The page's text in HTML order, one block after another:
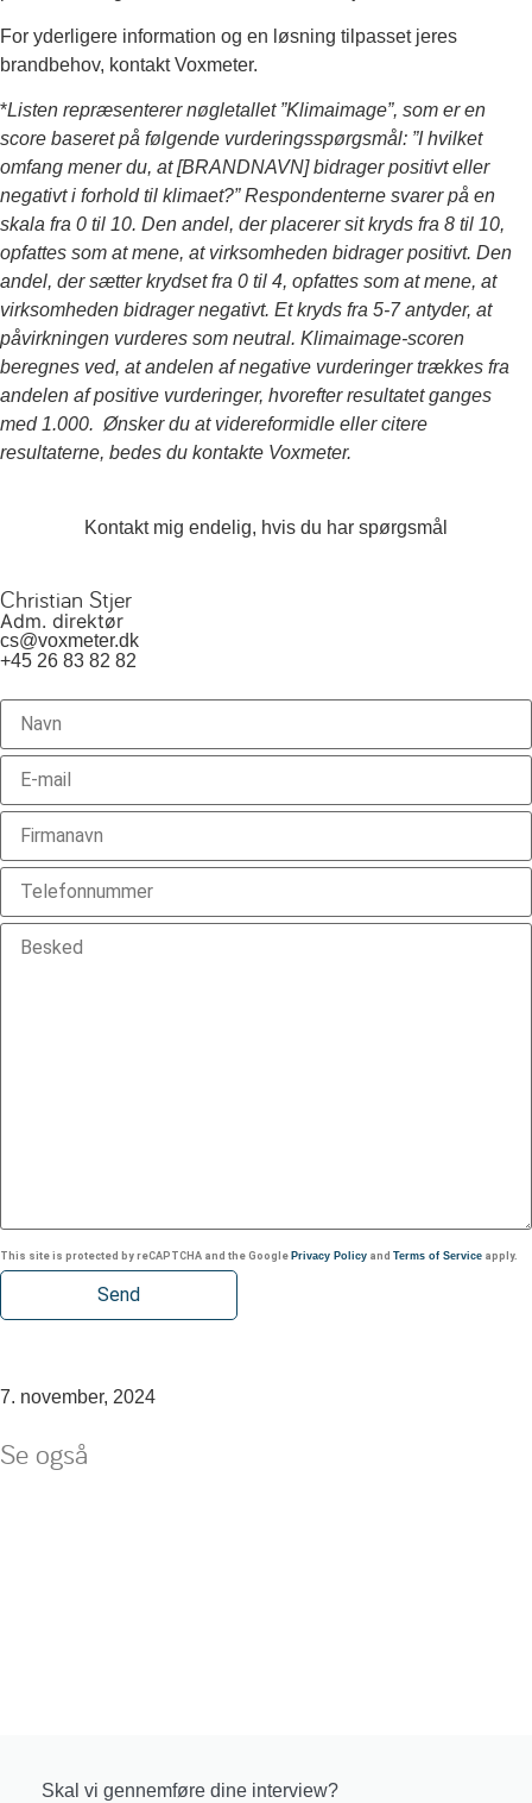
For yderligere information og en løsning tilpasset jeres
brandbehov, kontakt Voxmeter.
*Listen repræsenterer nøgletallet ”Klimaimage”, som er en
score baseret på følgende vurderingsspørgsmål: ”I hvilket
omfang mener du, at [BRANDNAVN] bidrager positivt eller
negativt i forhold til klimaet?” Respondenterne svarer på en
skala fra 0 til 10. Den andel, der placerer sit kryds fra 8 til 10,
opfattes som at mene, at virksomheden bidrager positivt. Den
andel, der sætter krydset fra 0 til 4, opfattes som at mene, at
virksomheden bidrager negativt. Et kryds fra 5-7 antyder, at
påvirkningen vurderes som neutral. Klimaimage-scoren
beregnes ved, at andelen af negative vurderinger trækkes fra
andelen af positive vurderinger, hvorefter resultatet ganges
med 1.000. Ønsker du at videreformidle eller citere
resultaterne, bedes du kontakte Voxmeter.
Kontakt mig endelig, hvis du har spørgsmål
Christian Stjer
Adm. direktør
cs@voxmeter.dk
+45 26 83 82 82
This site is protected by reCAPTCHA and the Google Privacy Policy and Terms of Service apply.
7. november, 2024
Se også
Skal vi gennemføre dine interview?